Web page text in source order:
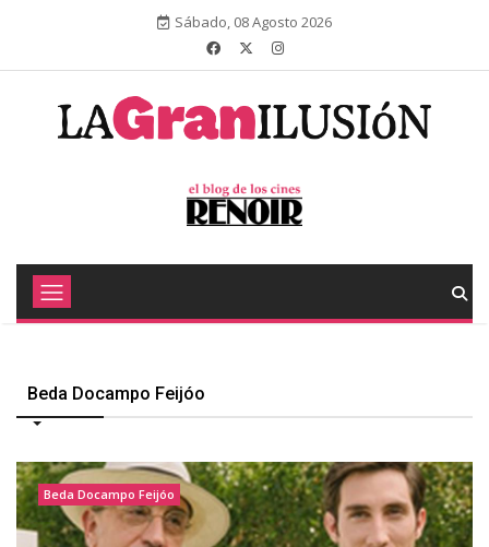
Sábado, 08 Agosto 2026
Beda Docampo Feijóo
Beda Docampo Feijóo